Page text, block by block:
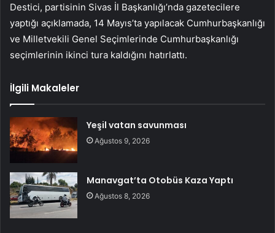
Destici, partisinin Sivas İl Başkanlığı’nda gazetecilere
yaptığı açıklamada, 14 Mayıs’ta yapılacak Cumhurbaşkanlığı
ve Milletvekili Genel Seçimlerinde Cumhurbaşkanlığı
seçimlerinin ikinci tura kaldığını hatırlattı.
İlgili Makaleler
Yeşil vatan savunması
Ağustos 9, 2026
Manavgat’ta Otobüs Kaza Yaptı
Ağustos 8, 2026